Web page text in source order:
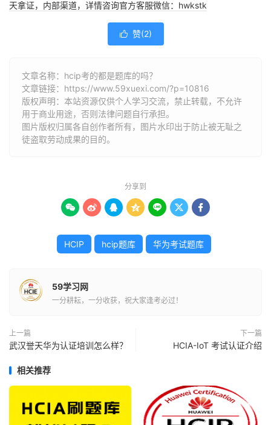
天拿证，内部渠道，详情咨询官方客服微信：hwkstk
 赞(2)
文章名称：hcip考的都是题库的吗？
文章链接： https://www.59xuexi.com/?p=10816
版权声明：本站资源仅供个人学习交流，禁止转载，不允许
用于商业用途，否则法律问题自行承担。
图片版权归属各自创作者所有，图片水印出于防止被无耻之
徒盗取劳动成果的目的。
分享到
      
HCIP hcip题库 华为考试题库
59学习网
一分耕耘，一分收获，祝大家逢考必过！
上一篇
武汉誉天华为认证培训怎么样？
下一篇
HCIA-IoT 考试认证介绍
相关推荐